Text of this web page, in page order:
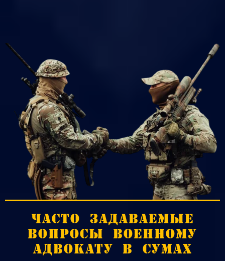
ЧАСТО ЗАДАВАЕМЫЕ
ВОПРОСЫ ВОЕННОМУ
АДВОКАТУ В СУМАХ